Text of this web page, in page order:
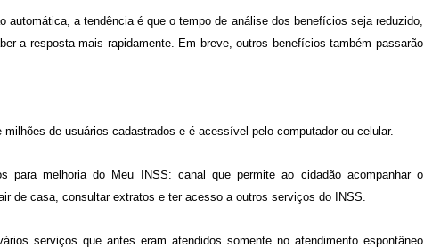
automática, a tendência é que o tempo de análise dos benefícios seja reduzido,
a resposta mais rapidamente. Em breve, outros benefícios também passarão
de usuários cadastrados e é acessível pelo computador ou celular.
para melhoria do Meu INSS: canal que permite ao cidadão acompanhar o
de casa, consultar extratos e ter acesso a outros serviços do INSS.
serviços que antes eram atendidos somente no atendimento espontâneo